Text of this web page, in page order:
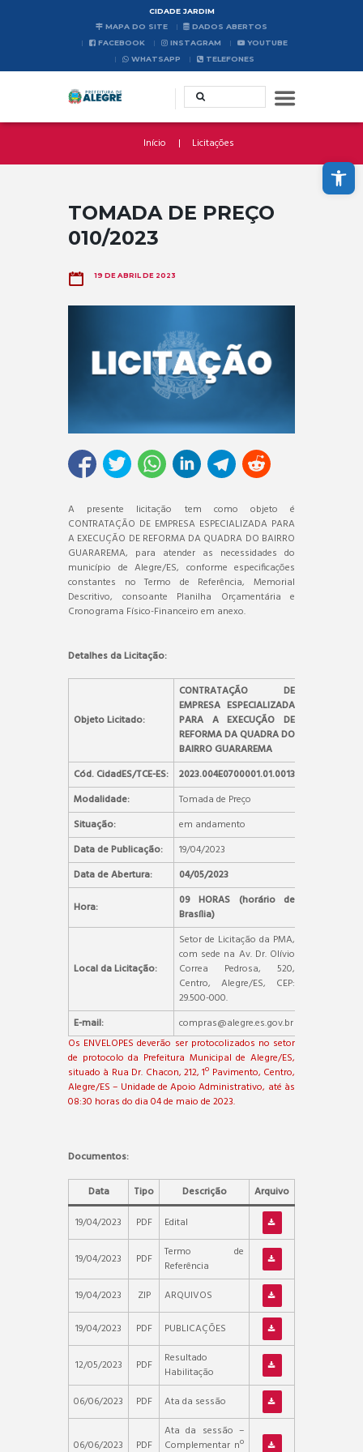
Abrir a barra de ferramentas
CIDADE JARDIM
MAPA DO SITE
DADOS ABERTOS
FACEBOOK
INSTAGRAM
YOUTUBE
WHATSAPP
TELEFONES
Início Licitações
TOMADA DE PREÇO
010/2023
19 DE ABRIL DE 2023
A presente licitação tem como objeto é
CONTRATAÇÃO DE EMPRESA ESPECIALIZADA PARA
A EXECUÇÃO DE REFORMA DA QUADRA DO BAIRRO
GUARAREMA, para atender as necessidades do
município de Alegre/ES, conforme especificações
constantes no Termo de Referência, Memorial
Descritivo, consoante Planilha Orçamentária e
Cronograma Físico-Financeiro em anexo.
Detalhes da Licitação:
Objeto Licitado:
CONTRATAÇÃO DE
EMPRESA ESPECIALIZADA
PARA A EXECUÇÃO DE
REFORMA DA QUADRA DO
BAIRRO GUARAREMA
Cód. CidadES/TCE-ES:
2023.004E0700001.01.0013
Modalidade:
Tomada de Preço
Situação:
em andamento
Data de Publicação:
19/04/2023
Data de Abertura:
04/05/2023
Hora:
09 HORAS (horário de
Brasília)
Local da Licitação:
Setor de Licitação da PMA,
com sede na Av. Dr. Olívio
Correa Pedrosa, 520,
Centro, Alegre/ES, CEP:
29.500-000.
E-mail:
compras@alegre.es.gov.br
Os ENVELOPES deverão ser protocolizados no setor
de protocolo da Prefeitura Municipal de Alegre/ES,
situado à Rua Dr. Chacon, 212, 1º Pavimento, Centro,
Alegre/ES – Unidade de Apoio Administrativo, até às
08:30 horas do dia 04 de maio de 2023.
Documentos:
Data Tipo Descrição
Arquivo
19/04/2023
PDF Edital
19/04/2023 PDF
Termo de
Referência
19/04/2023
ZIP ARQUIVOS
19/04/2023 PDF PUBLICAÇÕES
12/05/2023 PDF
Resultado
Habilitação
06/06/2023
PDF Ata da sessão
06/06/2023 PDF
Ata da sessão –
Complementar nº